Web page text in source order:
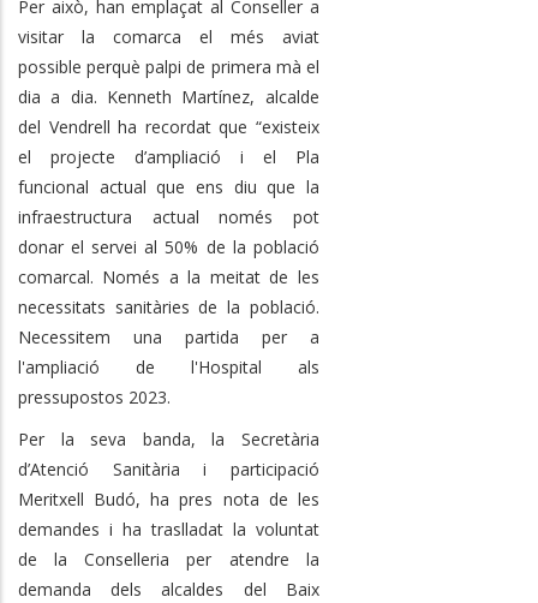
Per això, han emplaçat al Conseller a
visitar la comarca el més aviat
possible perquè palpi de primera mà el
dia a dia. Kenneth Martínez, alcalde
del Vendrell ha recordat que “existeix
el projecte d’ampliació i el Pla
funcional actual que ens diu que la
infraestructura actual només pot
donar el servei al 50% de la població
comarcal. Només a la meitat de les
necessitats sanitàries de la població.
Necessitem una partida per a
l'ampliació de l'Hospital als
pressupostos 2023.
Per la seva banda, la Secretària
d’Atenció Sanitària i participació
Meritxell Budó, ha pres nota de les
demandes i ha traslladat la voluntat
de la Conselleria per atendre la
demanda dels alcaldes del Baix